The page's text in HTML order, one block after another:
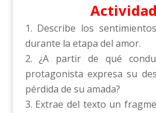
Describe los
durante la etapa del amor.
¿A partir de qué
protagonista expresa su
pérdida de su amada?
Extrae del texto un